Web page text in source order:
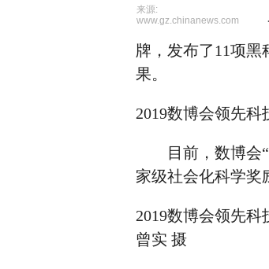
来源:
www.gz.chinanews.com
牌，发布了11项黑
果。
2019数博会领先
目前，数博会“
家级社会化科学奖
2019数博会领先
曾实 摄